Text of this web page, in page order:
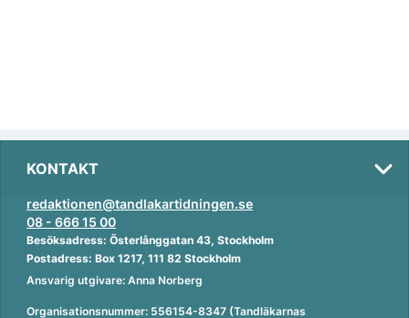
KONTAKT
redaktionen@tandlakartidningen.se
08 - 666 15 00
Besöksadress: Österlånggatan 43, Stockholm
Postadress: Box 1217, 111 82 Stockholm
Ansvarig utgivare: Anna Norberg
Organisationsnummer: 556154-8347 (Tandläkarnas